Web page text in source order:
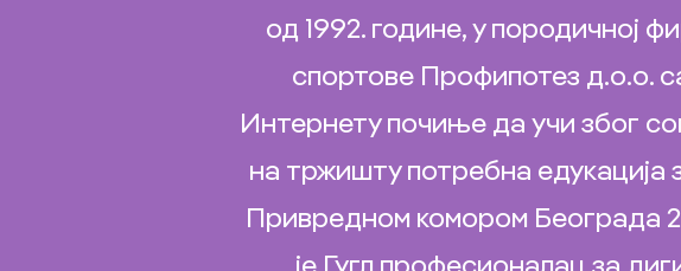
од 1992. године, у породичној
спортове Профипотез д.о.о.
Интернету почиње да учи због
на тржишту потребна
Привредном комором Београда